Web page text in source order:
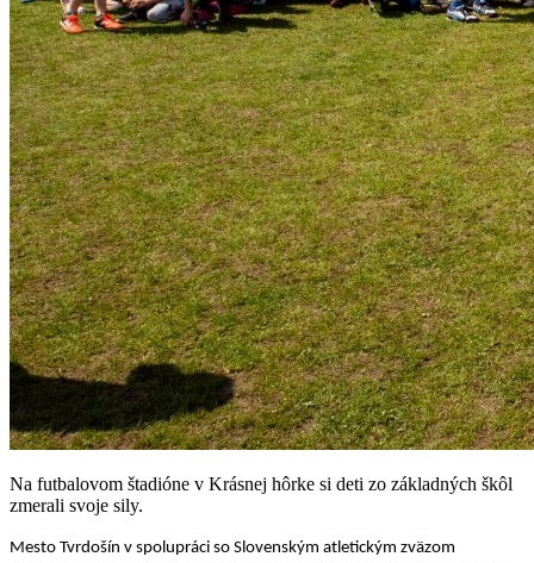
Na futbalovom štadióne v Krásnej hôrke si deti zo základných škôl
zmerali svoje sily.
Mesto Tvrdošín v spolupráci so Slovenským atletickým zväzom